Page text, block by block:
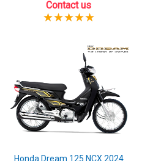
Contact us
Honda Dream 125 NCX 2024